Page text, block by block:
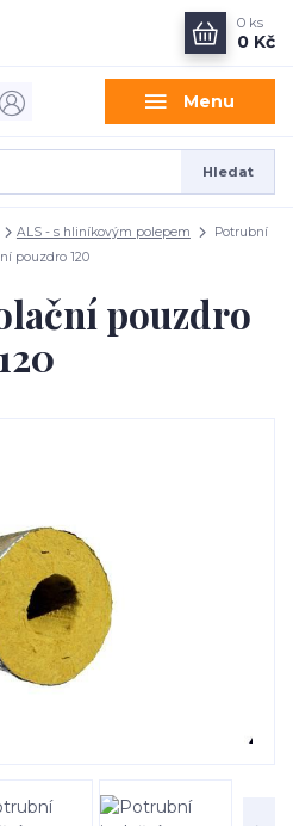
Menu
Hledat
0 ks
0 Kč
ALS - s hliníkovým polepem
Potrubní
pouzdro 120
pouzdro
120